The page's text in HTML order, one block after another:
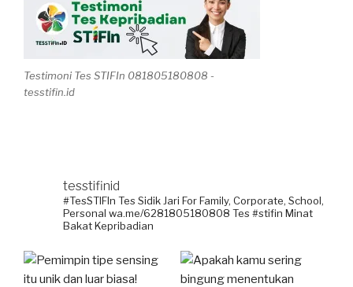
Testimoni Tes STIFIn 081805180808 -
tesstifin.id
tesstifinid
#TesSTIFIn Tes Sidik Jari For Family, Corporate, School,
Personal wa.me/6281805180808 Tes #stifin Minat
Bakat Kepribadian